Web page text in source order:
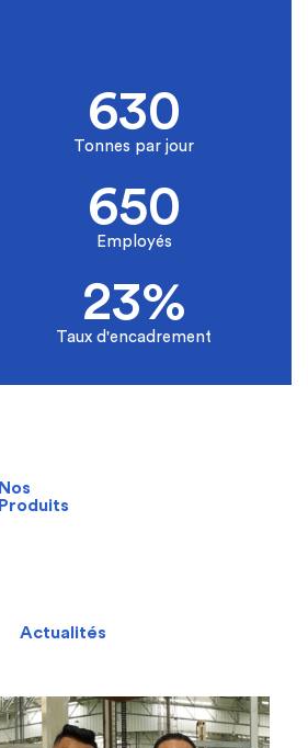
630
Tonnes par jour
650
Employés
23%
Taux d'encadrement
Nos
Produits
Actualités